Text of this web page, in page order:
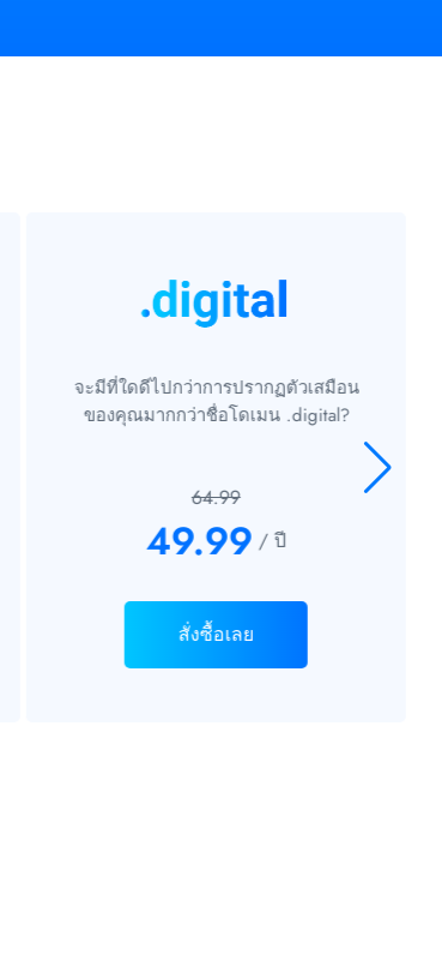
จะมีที่ใดดีไปกว่าการปรากฏตัวเสมือน
ของคุณมากกว่าชื่อโดเมน .digital?
64.99
49.99 / ปี
สั่งซื้อเลย